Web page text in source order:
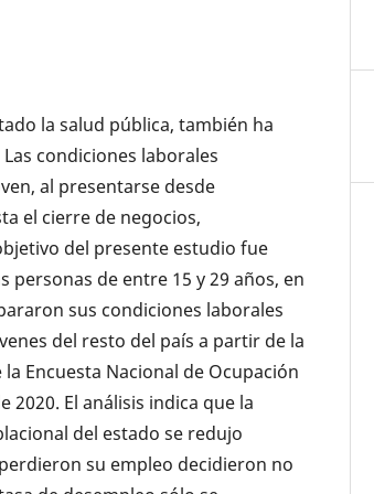
la salud pública, también ha
condiciones laborales
al presentarse desde
el cierre de negocios,
del presente estudio fue
personas de entre 15 y 29 años, en
sus condiciones laborales
del resto del país a partir de la
Encuesta Nacional de Ocupación
2020. El análisis indica que la
del estado se redujo
su empleo decidieron no